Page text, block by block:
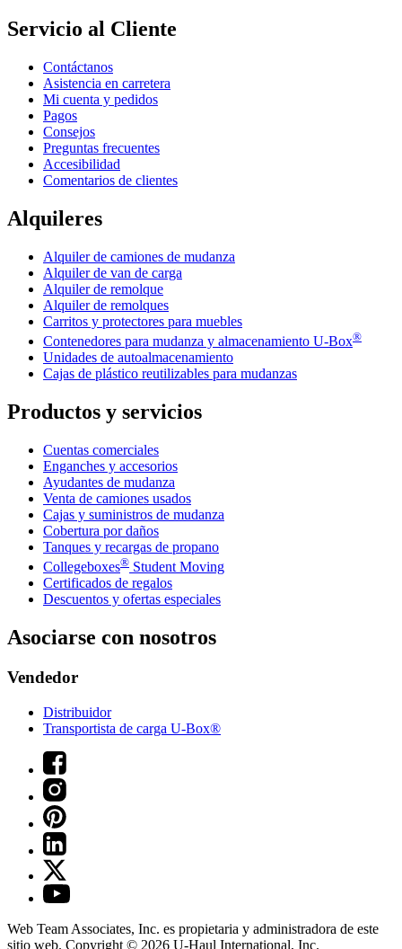
Servicio al Cliente
Contáctanos
Asistencia en carretera
Mi cuenta y pedidos
Pagos
Consejos
Preguntas frecuentes
Accesibilidad
Comentarios de clientes
Alquileres
Alquiler de camiones de mudanza
Alquiler de van de carga
Alquiler de remolque
Alquiler de remolques
Carritos y protectores para muebles
Contenedores para mudanza y almacenamiento U-Box®
Unidades de autoalmacenamiento
Cajas de plástico reutilizables para mudanzas
Productos y servicios
Cuentas comerciales
Enganches y accesorios
Ayudantes de mudanza
Venta de camiones usados
Cajas y suministros de mudanza
Cobertura por daños
Tanques y recargas de propano
Collegeboxes® Student Moving
Certificados de regalos
Descuentos y ofertas especiales
Asociarse con nosotros
Vendedor
Distribuidor
Transportista de carga U-Box®
Web Team Associates, Inc. es propietaria y administradora de este
sitio web. Copyright © 2026 U-Haul International, Inc.